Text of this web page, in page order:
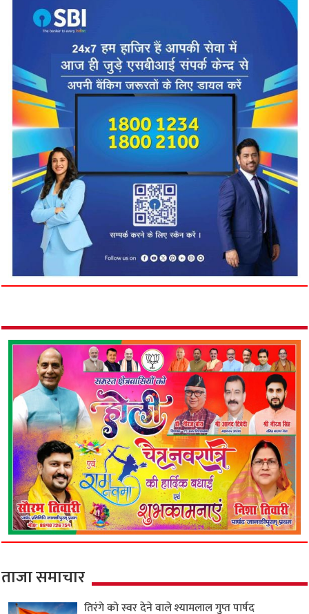
ताजा समाचार
तिरंगे को स्वर देने वाले श्यामलाल गुप्त पार्षद